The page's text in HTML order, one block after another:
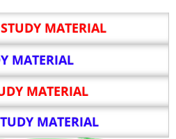
MATERIAL
MATERIAL
MATERIAL
MATERIAL